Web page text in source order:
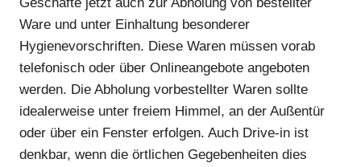
Ware und unter Einhaltung besonderer
Hygienevorschriften. Diese Waren müssen vorab
telefonisch oder über Onlineangebote angeboten
werden. Die Abholung vorbestellter Waren sollte
idealerweise unter freiem Himmel, an der Außentür
oder über ein Fenster erfolgen. Auch Drive-in ist
denkbar, wenn die örtlichen Gegebenheiten dies